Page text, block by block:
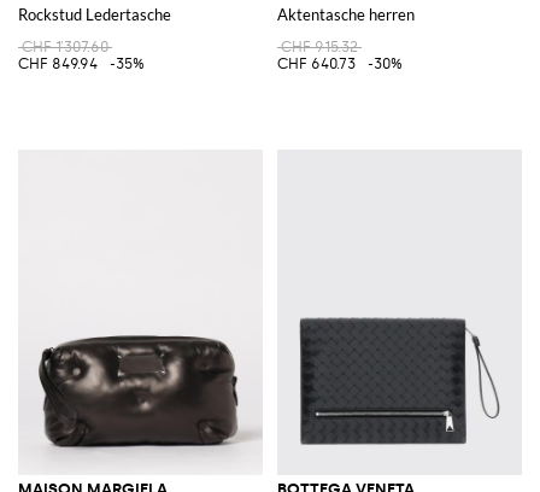
Rockstud Ledertasche
CHF 1'307.60
CHF 849.94
-35%
Aktentasche herren
CHF 915.32
CHF 640.73
-30%